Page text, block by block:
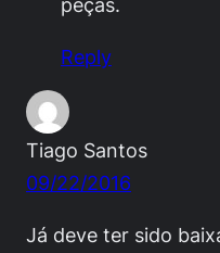
Reply
Tiago Santos
09/22/2016
Já deve ter sido